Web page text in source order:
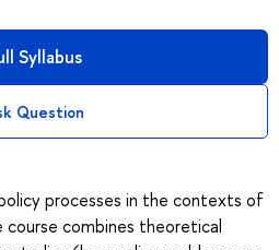
Syllabus
Question
processes in the contexts of
combines theoretical